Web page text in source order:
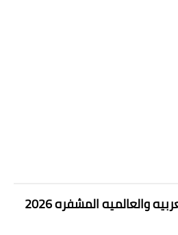
والعالميه المشفره 2026